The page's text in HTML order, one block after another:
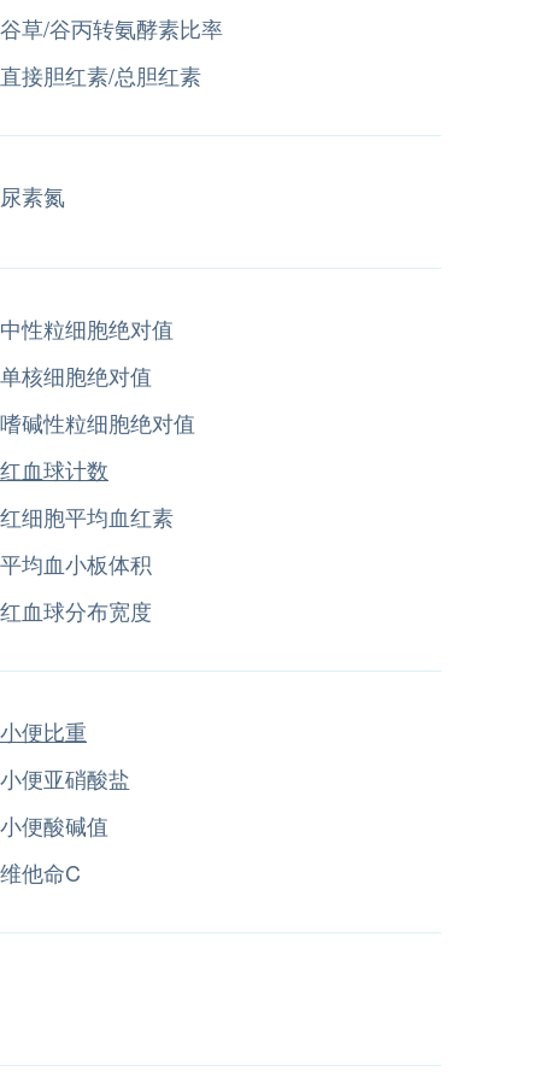
谷草/谷丙转氨酵素比率
直接胆红素/总胆红素
尿素氮
中性粒细胞绝对值
单核细胞绝对值
嗜碱性粒细胞绝对值
红血球计数
红细胞平均血红素
平均血小板体积
红血球分布宽度
小便比重
小便亚硝酸盐
小便酸碱值
维他命C